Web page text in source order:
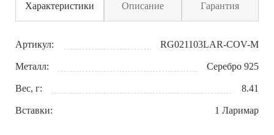
Характеристики Описание Гарантия
Артикул: RG021103LAR-COV-M
Металл: Серебро 925
Вес, г: 8.41
Вставки: 1 Ларимар